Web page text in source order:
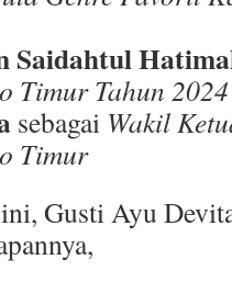
Saidahtul
Timur Tahun 2024
sebagai Wakil
Timur
Gusti Ayu